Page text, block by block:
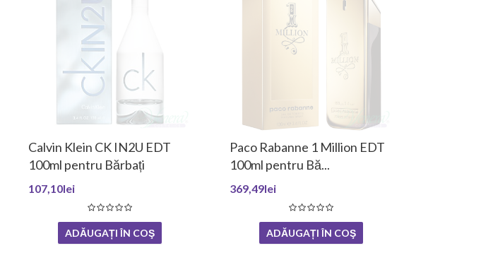
Calvin Klein CK IN2U EDT
100ml pentru Bărbați
107,10lei
ADĂUGAȚI ÎN COŞ
Paco Rabanne 1 Million EDT
100ml pentru Bă...
369,49lei
ADĂUGAȚI ÎN COŞ